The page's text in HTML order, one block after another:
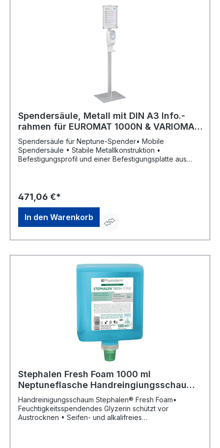
Spendersäule, Metall mit DIN A3 Info.-
rahmen für EUROMAT 1000N & VARIOMAT
PRO TOUCHLESS
Spendersäule für Neptune-Spender• Mobile
Spendersäule • Stabile Metallkonstruktion •
Befestigungsprofil und einer Befestigungsplatte aus
GmbH, Procter & Gamble Str.26, 53881 Euskirchen, DE,
+492251776170, info@pgp-hautschutz.de
471,06 €*
In den Warenkorb
Stephalen Fresh Foam 1000 ml
Neptuneflasche Handreingiungsschaum
mildPhysioderm
Handreinigungsschaum Stephalen® Fresh Foam•
Feuchtigkeitsspendendes Glyzerin schützt vor
Austrocknen • Seifen- und alkalifreies